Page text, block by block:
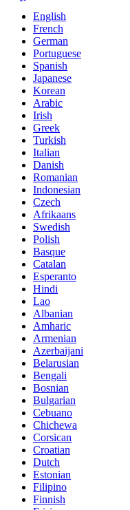
English
French
German
Portuguese
Spanish
Japanese
Korean
Arabic
Irish
Greek
Turkish
Italian
Danish
Romanian
Indonesian
Czech
Afrikaans
Swedish
Polish
Basque
Catalan
Esperanto
Hindi
Lao
Albanian
Amharic
Armenian
Azerbaijani
Belarusian
Bengali
Bosnian
Bulgarian
Cebuano
Chichewa
Corsican
Croatian
Dutch
Estonian
Filipino
Finnish